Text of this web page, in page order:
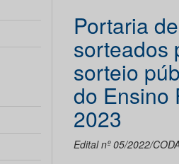
Portaria
sorteados
sorteio
do Ensino
2023
Edital nº 05/2022/